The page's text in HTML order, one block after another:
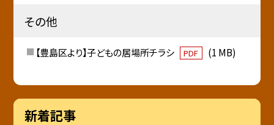
その他
【豊島区より】子どもの居場所チラシ PDF (1 MB)
新着記事